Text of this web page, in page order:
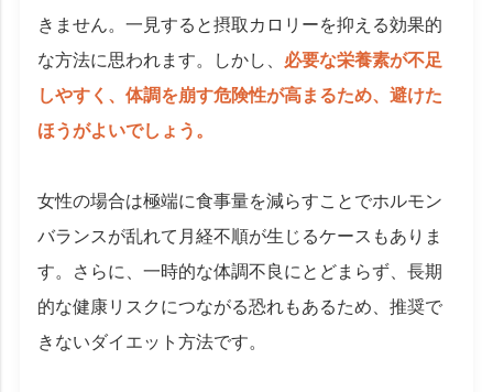
きません。一見すると摂取カロリーを抑える効果的
な方法に思われます。しかし、 必要な栄養素が不足
しやすく、体調を崩す危険性が高まるため、避けた
ほうがよいでしょう。
女性の場合は極端に食事量を減らすことでホルモン
バランスが乱れて月経不順が生じるケースもありま
す。さらに、一時的な体調不良にとどまらず、長期
的な健康リスクにつながる恐れもあるため、推奨で
きないダイエット方法です。